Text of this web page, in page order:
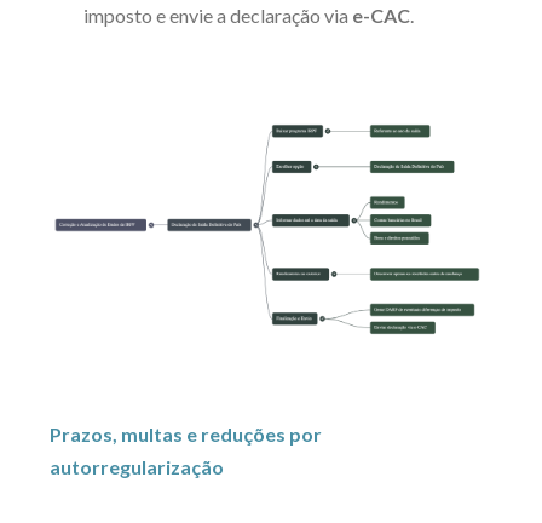
imposto e envie a declaração via e-CAC.
Prazos, multas e reduções por
autorregularização